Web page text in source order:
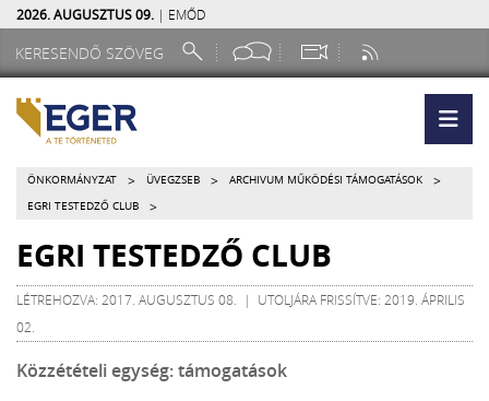
2026. AUGUSZTUS 09. | EMŐD
ÖNKORMÁNYZAT > ÜVEGZSEB > ARCHIVUM MŰKÖDÉSI TÁMOGATÁSOK >
EGRI TESTEDZŐ CLUB >
EGRI TESTEDZŐ CLUB
LÉTREHOZVA: 2017. AUGUSZTUS 08. | UTOLJÁRA FRISSÍTVE: 2019. ÁPRILIS
02.
Közzétételi egység: támogatások